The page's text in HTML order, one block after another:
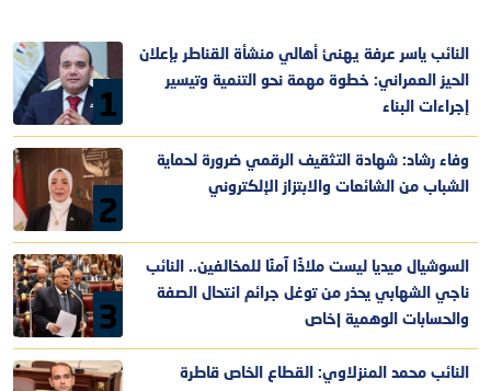
1
النائب ياسر عرفة يهنئ أهالي منشأة القناطر بإعلان
الحيز العمراني: خطوة مهمة نحو التنمية وتيسير
إجراءات البناء
2
وفاء رشاد: شهادة التثقيف الرقمي ضرورة لحماية
الشباب من الشائعات والابتزاز الإلكتروني
3
السوشيال ميديا ليست ملاذًا آمنًا للمخالفين.. النائب
ناجي الشهابي يحذر من توغل جرائم انتحال الصفة
والحسابات الوهمية |خاص
النائب محمد المنزلاوي: القطاع الخاص قاطرة